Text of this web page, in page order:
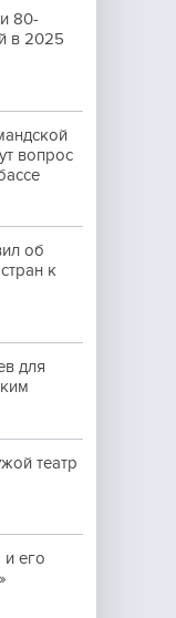
80-
в 2025
вопрос
об
к
для
театр
его